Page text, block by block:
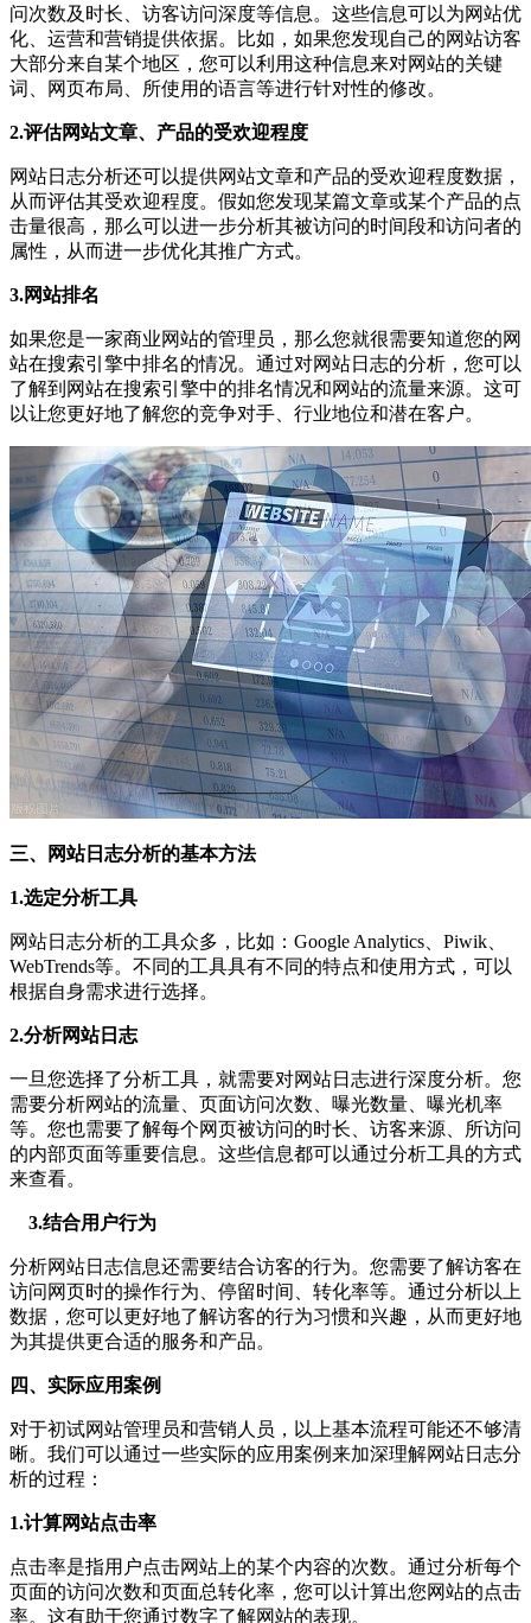
问次数及时长、访客访问深度等信息。这些信息可以为网站优
化、运营和营销提供依据。比如，如果您发现自己的网站访客
大部分来自某个地区，您可以利用这种信息来对网站的关键
词、网页布局、所使用的语言等进行针对性的修改。
2.评估网站文章、产品的受欢迎程度
网站日志分析还可以提供网站文章和产品的受欢迎程度数据，
从而评估其受欢迎程度。假如您发现某篇文章或某个产品的点
击量很高，那么可以进一步分析其被访问的时间段和访问者的
属性，从而进一步优化其推广方式。
3.网站排名
如果您是一家商业网站的管理员，那么您就很需要知道您的网
站在搜索引擎中排名的情况。通过对网站日志的分析，您可以
了解到网站在搜索引擎中的排名情况和网站的流量来源。这可
以让您更好地了解您的竞争对手、行业地位和潜在客户。
三、网站日志分析的基本方法
1.选定分析工具
网站日志分析的工具众多，比如：Google Analytics、Piwik、
WebTrends等。不同的工具具有不同的特点和使用方式，可以
根据自身需求进行选择。
2.分析网站日志
一旦您选择了分析工具，就需要对网站日志进行深度分析。您
需要分析网站的流量、页面访问次数、曝光数量、曝光机率
等。您也需要了解每个网页被访问的时长、访客来源、所访问
的内部页面等重要信息。这些信息都可以通过分析工具的方式
来查看。
3.结合用户行为
分析网站日志信息还需要结合访客的行为。您需要了解访客在
访问网页时的操作行为、停留时间、转化率等。通过分析以上
数据，您可以更好地了解访客的行为习惯和兴趣，从而更好地
为其提供更合适的服务和产品。
四、实际应用案例
对于初试网站管理员和营销人员，以上基本流程可能还不够清
晰。我们可以通过一些实际的应用案例来加深理解网站日志分
析的过程：
1.计算网站点击率
点击率是指用户点击网站上的某个内容的次数。通过分析每个
页面的访问次数和页面总转化率，您可以计算出您网站的点击
率。这有助于您通过数字了解网站的表现。